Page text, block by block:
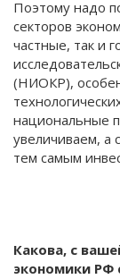
Поэтому надо
секторов
частные, так и
(НИОКР),
национальные
увеличиваем,
тем самым
Какова, с
экономики РФ